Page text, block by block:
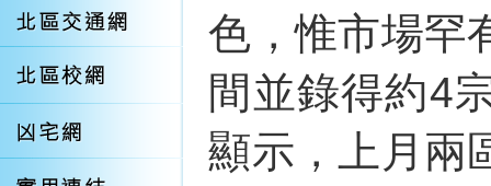
色，惟市場罕
間並錄得約4
顯示，上月兩